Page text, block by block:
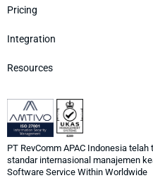
Pricing
Integration
Resources
PT RevComm APAC Indonesia
standar internasional manajemen
Software Service Within Worldwide